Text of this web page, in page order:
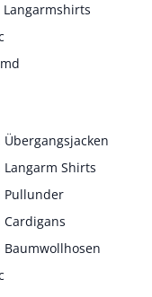
Langarmshirts
Übergangsjacken
Langarm Shirts
Pullunder
Cardigans
Baumwollhosen